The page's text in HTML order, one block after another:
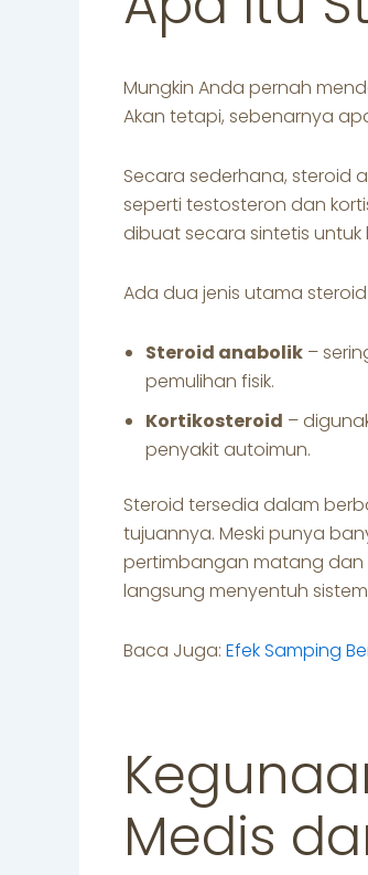
Mungkin Anda pernah
Akan tetapi, sebenarnya
Secara sederhana, steroid
seperti testosteron dan
dibuat secara sintetis
Ada dua jenis utama
Steroid anabolik –
pemulihan fisik.
Kortikosteroid –
penyakit autoimun.
Steroid tersedia dalam
tujuannya. Meski punya
pertimbangan matang dan
langsung menyentuh
Baca Juga: Efek Samping
Medis